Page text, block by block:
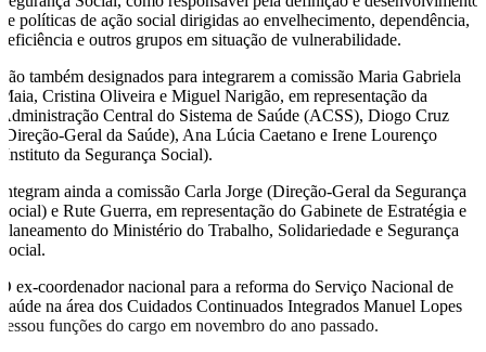
de políticas de ação social dirigidas ao envelhecimento, dependência,
deficiência e outros grupos em situação de vulnerabilidade.
São também designados para integrarem a comissão Maria Gabriela
Maia, Cristina Oliveira e Miguel Narigão, em representação da
Administração Central do Sistema de Saúde (ACSS), Diogo Cruz
(Direção-Geral da Saúde), Ana Lúcia Caetano e Irene Lourenço
(Instituto da Segurança Social).
Integram ainda a comissão Carla Jorge (Direção-Geral da Segurança
Social) e Rute Guerra, em representação do Gabinete de Estratégia e
Planeamento do Ministério do Trabalho, Solidariedade e Segurança
Social.
O ex-coordenador nacional para a reforma do Serviço Nacional de
Saúde na área dos Cuidados Continuados Integrados Manuel Lopes
cessou funções do cargo em novembro do ano passado.